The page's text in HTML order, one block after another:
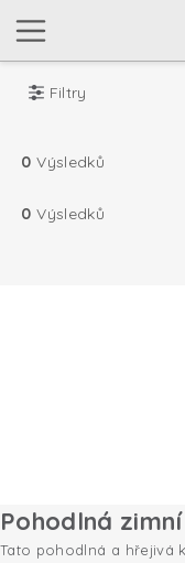
Filtry
0 Výsledků
0 Výsledků
Pohodlná
Tato pohodlná a hřejivá